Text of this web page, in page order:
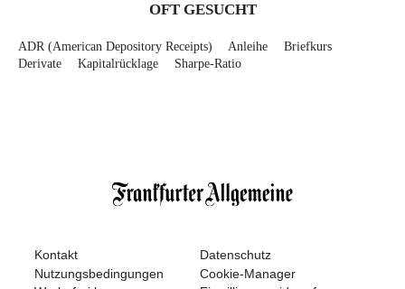
OFT GESUCHT
ADR (American Depository Receipts) Anleihe
Briefkurs
Derivate
Kapitalrücklage Sharpe-Ratio
Kontakt
Datenschutz
Nutzungsbedingungen
Cookie-Manager